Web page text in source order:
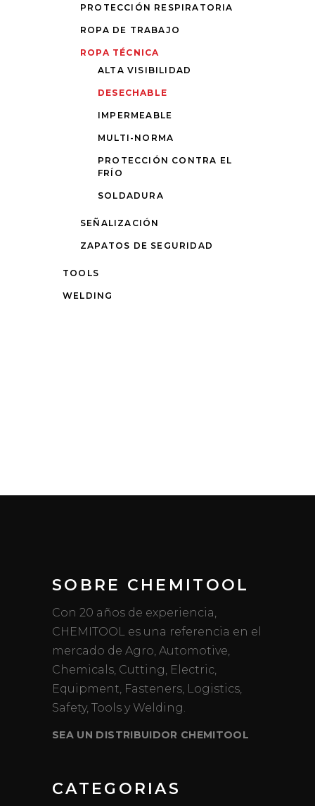
PROTECCIÓN RESPIRATORIA
ROPA DE TRABAJO
ROPA TÉCNICA
ALTA VISIBILIDAD
DESECHABLE
IMPERMEABLE
MULTI-NORMA
PROTECCIÓN CONTRA EL
FRÍO
SOLDADURA
SEÑALIZACIÓN
ZAPATOS DE SEGURIDAD
TOOLS
WELDING
SOBRE CHEMITOOL
Con 20 años de experiencia,
CHEMITOOL es una referencia en el
mercado de Agro, Automotive,
Chemicals, Cutting, Electric,
Equipment, Fasteners, Logistics,
Safety, Tools y Welding.
SEA UN DISTRIBUIDOR CHEMITOOL
CATEGORIAS